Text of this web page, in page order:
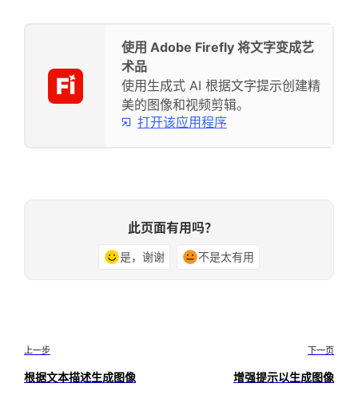
使用 Adobe Firefly 将文字变成艺
术品
使用生成式 AI 根据文字提示创建精
美的图像和视频剪辑。
打开该应用程序
此页面有用吗？
是，谢谢 不是太有用
上一步
根据文本描述生成图像
下一页
增强提示以生成图像